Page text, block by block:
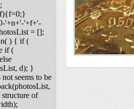
'+n+'-'+f+'-
= [];
) { if (
if (
d); }
seems to be
of